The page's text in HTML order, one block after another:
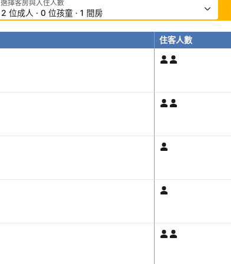
選擇客房與入住人數
2 位成人 · 0 位孩童 · 1 間房
住客人數